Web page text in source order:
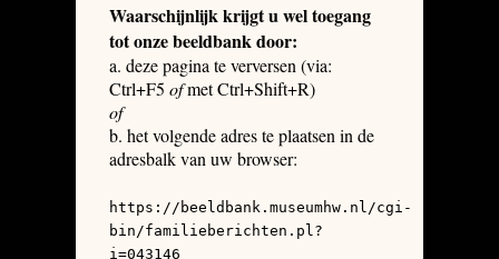
Waarschijnlijk krijgt u wel toegang
tot onze beeldbank door:
a. deze pagina te verversen (via:
Ctrl+F5 ofmet Ctrl+Shift+R)
of
b. het volgende adres te plaatsen in de
adresbalk van uw browser:
https://beeldbank.museumhw.nl/cgi-
bin/familieberichten.pl?
i=043146